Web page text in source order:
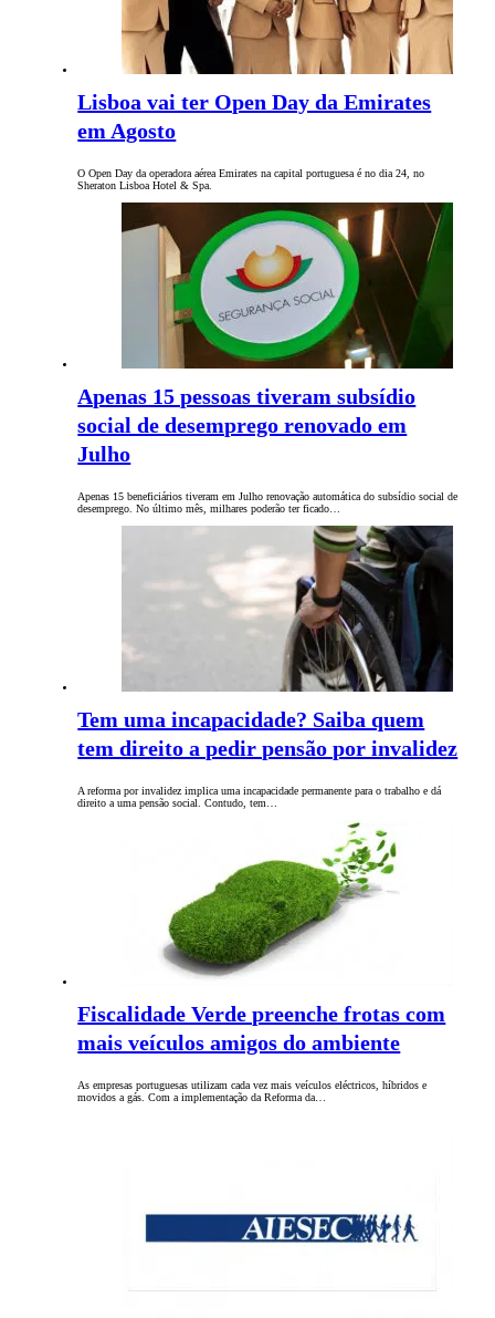
Lisboa vai ter Open Day da Emirates
em Agosto
O Open Day da operadora aérea Emirates na capital portuguesa é no dia 24, no
Sheraton Lisboa Hotel & Spa.
Apenas 15 pessoas tiveram subsídio
social de desemprego renovado em
Julho
Apenas 15 beneficiários tiveram em Julho renovação automática do subsídio social de
desemprego. No último mês, milhares poderão ter ficado…
Tem uma incapacidade? Saiba quem
tem direito a pedir pensão por invalidez
A reforma por invalidez implica uma incapacidade permanente para o trabalho e dá
direito a uma pensão social. Contudo, tem…
Fiscalidade Verde preenche frotas com
mais veículos amigos do ambiente
As empresas portuguesas utilizam cada vez mais veículos eléctricos, híbridos e
movidos a gás. Com a implementação da Reforma da…